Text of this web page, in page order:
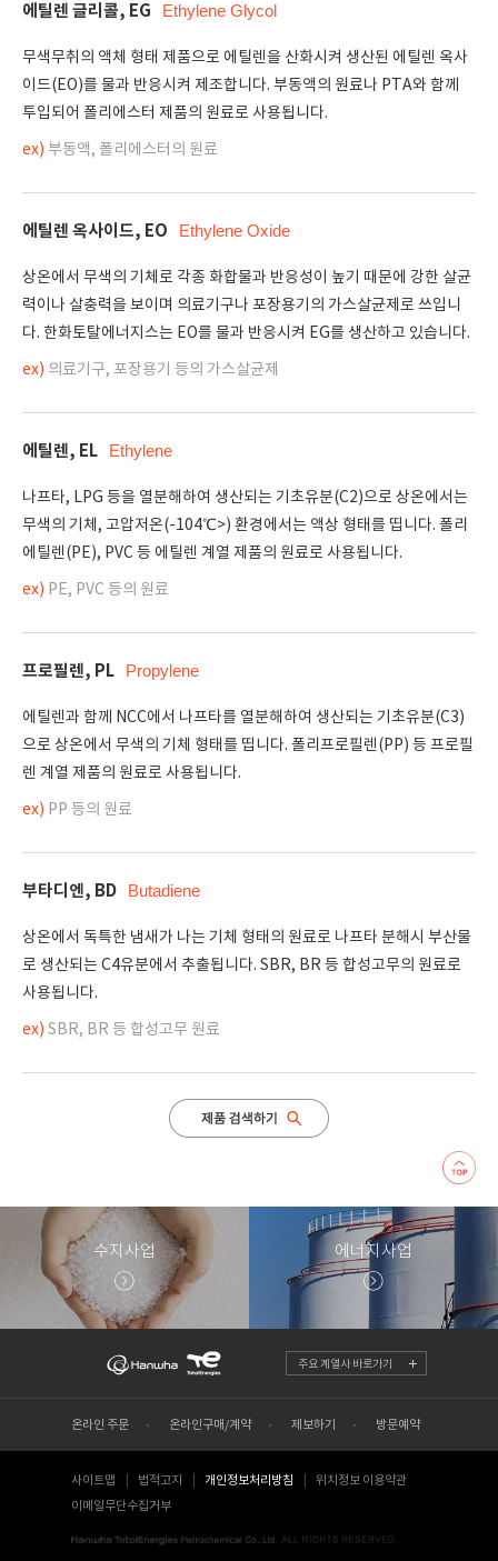
에틸렌 글리콜, EG Ethylene Glycol
무색무취의 액체 형태 제품으로 에틸렌을 산화시켜 생산된 에틸렌 옥사
이드(EO)를 물과 반응시켜 제조합니다. 부동액의 원료나 PTA와 함께
투입되어 폴리에스터 제품의 원료로 사용됩니다.
ex) 부동액, 폴리에스터의 원료
에틸렌 옥사이드, EO Ethylene Oxide
상온에서 무색의 기체로 각종 화합물과 반응성이 높기 때문에 강한 살균
력이나 살충력을 보이며 의료기구나 포장용기의 가스살균제로 쓰입니
다. 한화토탈에너지스는 EO를 물과 반응시켜 EG를 생산하고 있습니다.
ex) 의료기구, 포장용기 등의 가스살균제
에틸렌, EL Ethylene
나프타, LPG 등을 열분해하여 생산되는 기초유분(C2)으로 상온에서는
무색의 기체, 고압저온(-104℃>) 환경에서는 액상 형태를 띱니다. 폴리
에틸렌(PE), PVC 등 에틸렌 계열 제품의 원료로 사용됩니다.
ex) PE, PVC 등의 원료
프로필렌, PL Propylene
에틸렌과 함께 NCC에서 나프타를 열분해하여 생산되는 기초유분(C3)
으로 상온에서 무색의 기체 형태를 띱니다. 폴리프로필렌(PP) 등 프로필
렌 계열 제품의 원료로 사용됩니다.
ex) PP 등의 원료
부타디엔, BD Butadiene
상온에서 독특한 냄새가 나는 기체 형태의 원료로 나프타 분해시 부산물
로 생산되는 C4유분에서 추출됩니다. SBR, BR 등 합성고무의 원료로
사용됩니다.
ex) SBR, BR 등 합성고무 원료
수지사업 에너지사업
주요 계열사 바로가기
온라인 주문 온라인구매/계약 제보하기 방문예약
사이트맵 법적고지 개인정보처리방침
위치정보 이용약관
이메일무단수집거부